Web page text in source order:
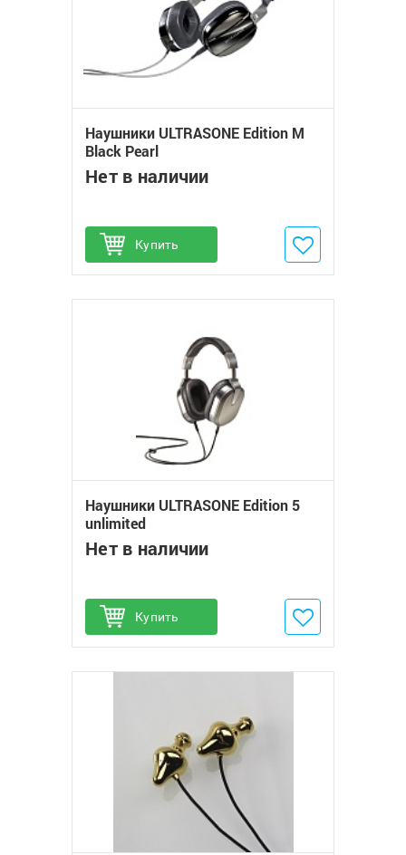
Наушники ULTRASONE Edition M
Black Pearl
Нет в наличии
Купить
Добавить в избранное
Наушники ULTRASONE Edition 5
unlimited
Нет в наличии
Купить
Добавить в избранное